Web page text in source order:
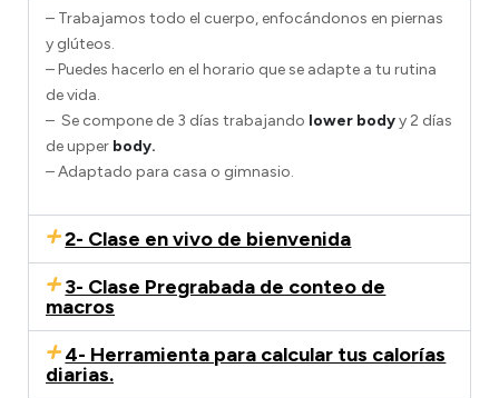
– Trabajamos todo el cuerpo, enfocándonos en piernas
y glúteos.
– Puedes hacerlo en el horario que se adapte a tu rutina
de vida.
– Se compone de 3 días trabajando lower bodyy 2 días
de upper body.
– Adaptado para casa o gimnasio.
2- Clase en vivo de bienvenida
3- Clase Pregrabada de conteo de
macros
4- Herramienta para calcular tus calorías
diarias.